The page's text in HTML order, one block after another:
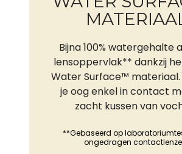
Bijna 100% watergehalte
lensoppervlak** dankzij
Water Surface™
je oog enkel in contact
zacht kussen van
**Gebaseerd op
ongedragen